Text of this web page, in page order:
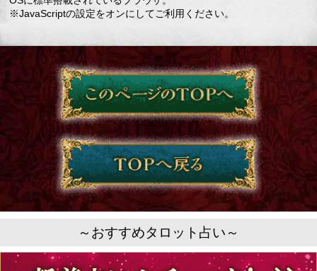
※JavaScriptの設定をオンにしてご利用ください。